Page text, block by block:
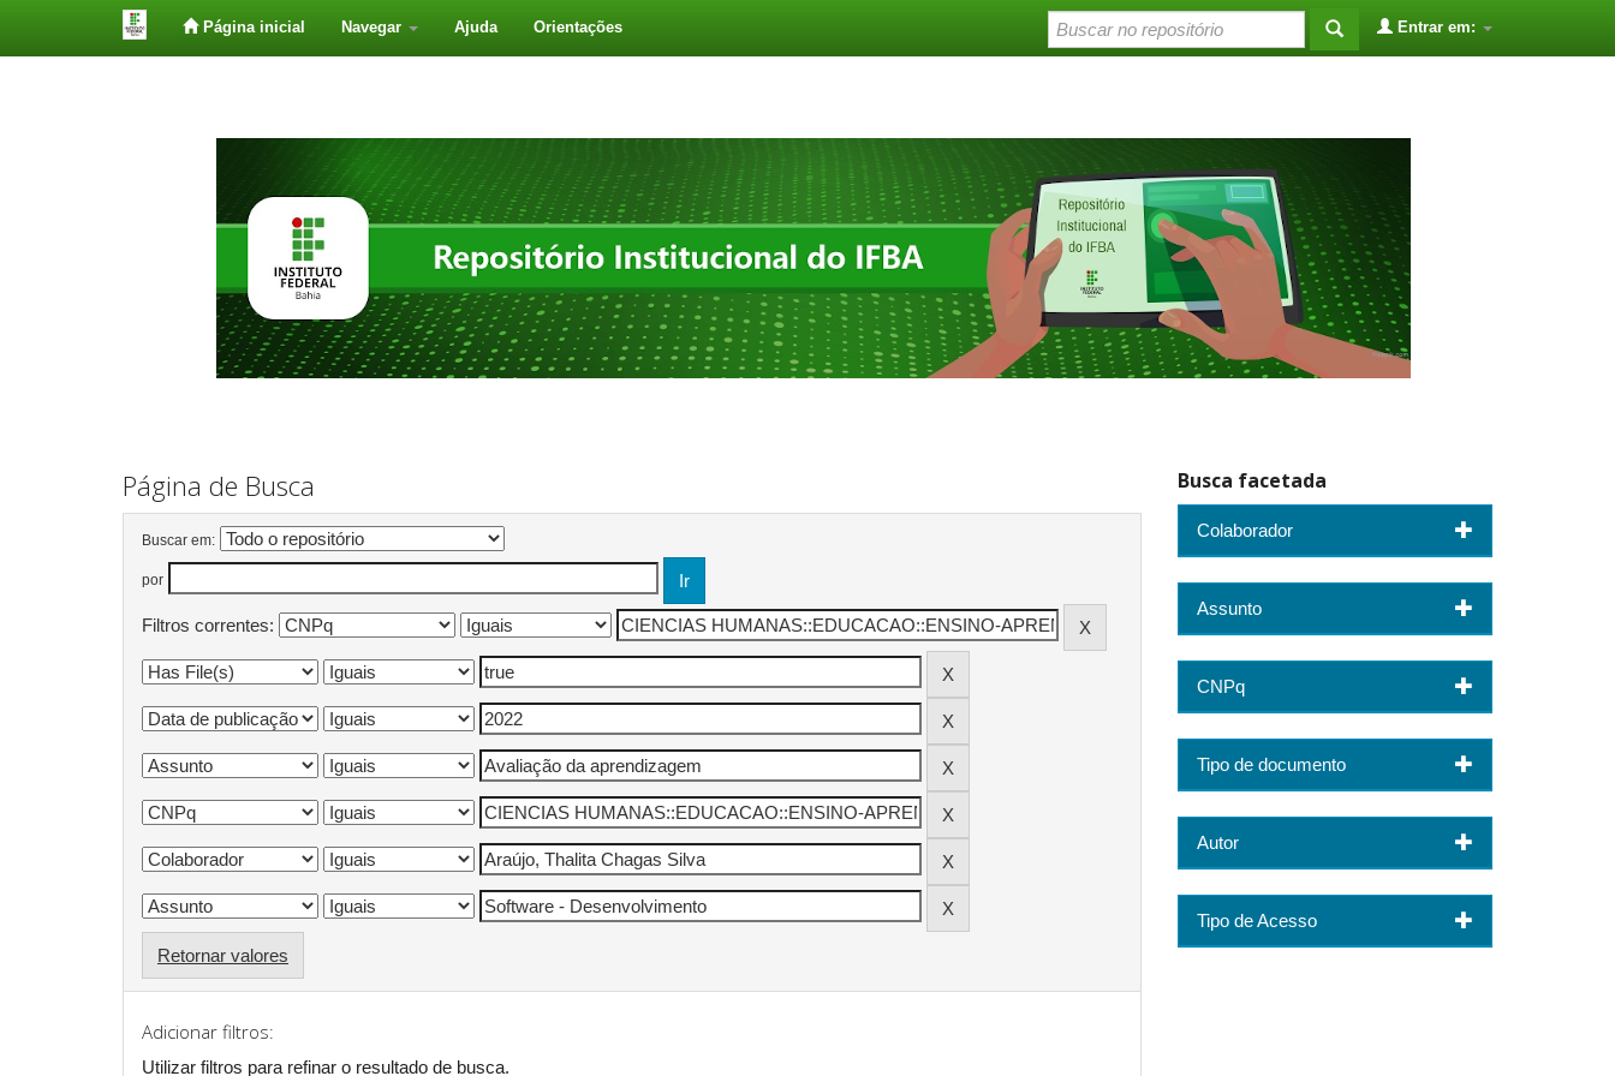
Página inicial Navegar Ajuda Orientações Entrar em:
Página de Busca
Buscar em:
por
Filtros correntes:
Retornar valores
Adicionar filtros:
Utilizar filtros para refinar o resultado de busca.
Busca facetada
Colaborador
Assunto
CNPq
Tipo de documento
Autor
Tipo de Acesso